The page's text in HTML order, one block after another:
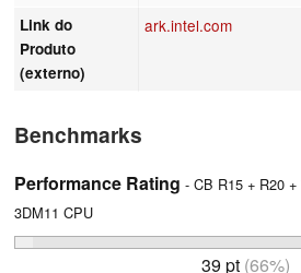
Link do
Produto
(externo)
ark.intel.com
Benchmarks
Performance Rating - CB R15 + R20
3DM11 CPU
39 pt(66%)